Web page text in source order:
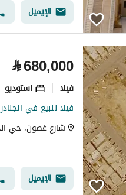
الإيميل
⃁680,000
فیلا استوديو
فيلا للبيع في
شارع غصون، حي
الإيميل